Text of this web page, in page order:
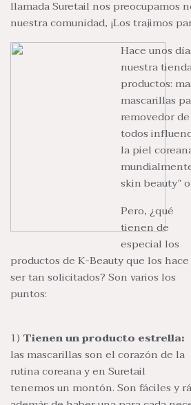
llamada Suretail nos preocupamos
nuestra comunidad, ¡Los trajimos
Hace unos
nuestra
productos:
mascarillas
removedor
todos
la piel
skin beauty”
Pero, ¿qué
tienen de
especial los
productos de K-Beauty que los hace
ser tan solicitados? Son varios los
puntos:
1) Tienen un producto estrella:
las mascarillas son el corazón de la
rutina coreana y en Suretail
tenemos un montón. Son fáciles y